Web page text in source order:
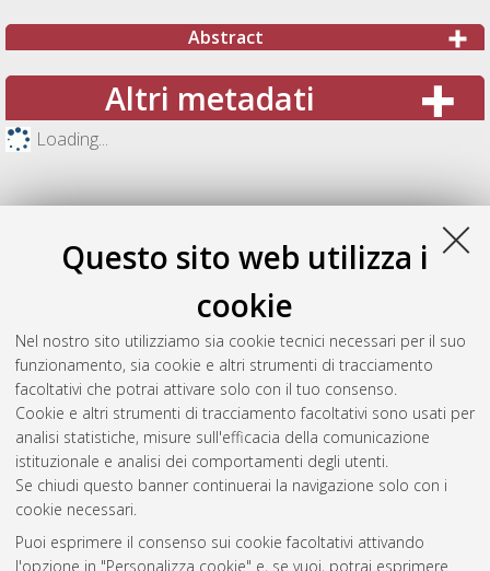
Questo sito web utilizza i
cookie
Nel nostro sito utilizziamo sia cookie tecnici necessari per il suo
funzionamento, sia cookie e altri strumenti di tracciamento
facoltativi che potrai attivare solo con il tuo consenso.
Cookie e altri strumenti di tracciamento facoltativi sono usati per
analisi statistiche, misure sull'efficacia della comunicazione
istituzionale e analisi dei comportamenti degli utenti.
Se chiudi questo banner continuerai la navigazione solo con i
cookie necessari.
Puoi esprimere il consenso sui cookie facoltativi attivando
l'opzione in "Personalizza cookie" e, se vuoi, potrai esprimere
Abstract
Altri metadati
Loading...
Gestione del documento:
Atom
Rss 1.0